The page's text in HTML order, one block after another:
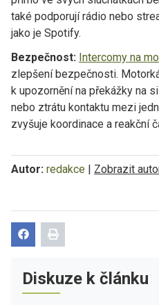
také podporují rádio nebo
jako je Spotify.
Bezpečnost: Intercomy na
zlepšení bezpečnosti.
k upozornění na překážky na
nebo ztrátu kontaktu mezi
zvyšuje koordinace a reakční
Autor: redakce | Zobrazit
Diskuze k článku